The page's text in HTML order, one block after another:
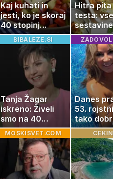
Kaj kuhati in
jesti, ko je skoraj
40 stopinj
Celzija: 5 kosil
brez prižiganja
pečice
Hitra pita
testa: vse
zmešate
pečica
ostalo
BIBALEZE.SI
Tanja Žagar
iskreno: Živeli
smo na 40
kvadratih, a
imela sem vse,
kar otrok
potrebuje
Danes
53.
tako
videti
Slovenka
MOSKISVET.COM